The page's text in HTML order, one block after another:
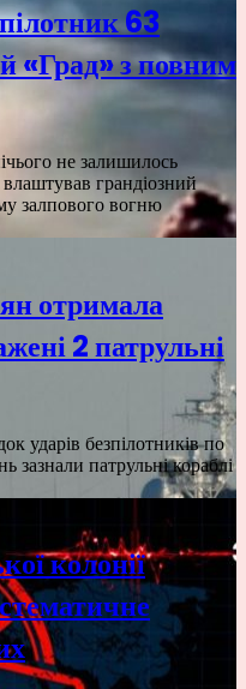
63
«Град» з повним
не залишилось
грандіозний
залпового вогню
отримала
2 патрульні
ударів безпілотників по
зазнали патрульні кораблі
колонії